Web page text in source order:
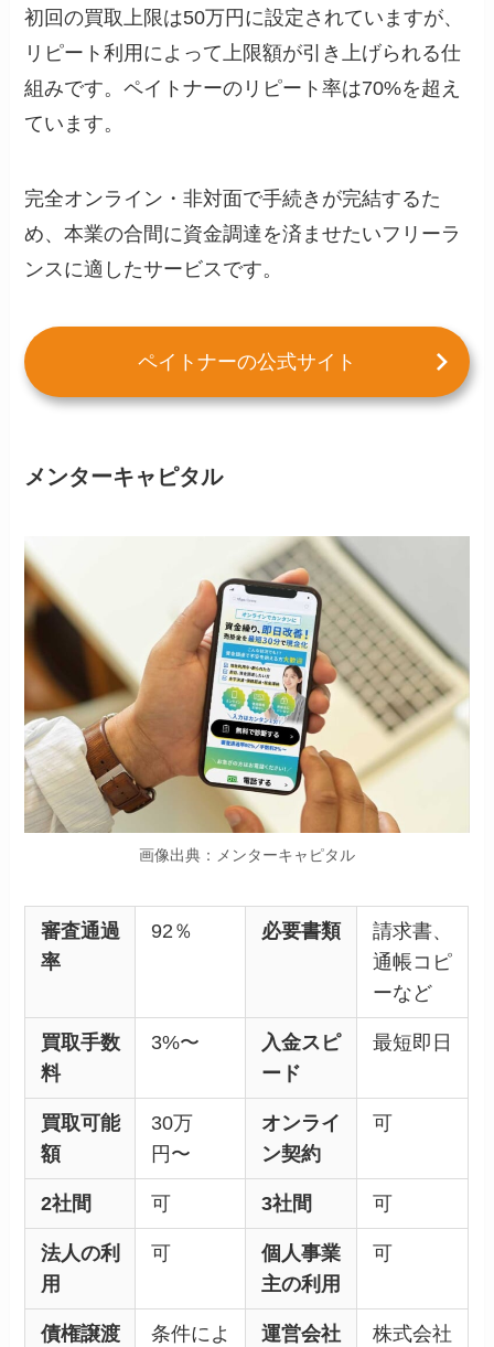
初回の買取上限は50万円に設定されていますが、
リピート利用によって上限額が引き上げられる仕
組みです。ペイトナーのリピート率は70%を超え
ています。
完全オンライン・非対面で手続きが完結するた
め、本業の合間に資金調達を済ませたいフリーラ
ンスに適したサービスです。
ペイトナーの公式サイト
メンターキャピタル
画像出典：メンターキャピタル
審査通過
率
92％ 必要書類
請求書、
通帳コピ
ーなど
買取手数
料
3%〜
入金スピ
ード
最短即日
買取可能
額
30万
円〜
オンライ
ン契約
可
2社間 可 3社間 可
法人の利
用
可
個人事業
主の利用
可
債権譲渡
条件によ
運営会社
株式会社